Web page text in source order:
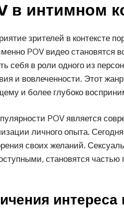
в интимном
зрителей в контексте
POV видео становятся
себя в роли одного из
и вовлеченности. Этот
и более глубоко
POV является
личного опыта.
своих желаний.
становятся частью
интереса